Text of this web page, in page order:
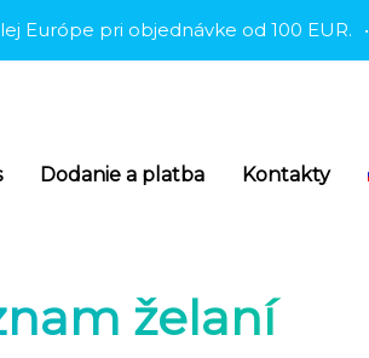
Európe pri objednávke od 100 EUR. •
Dodanie a platba Kontakty
želaní